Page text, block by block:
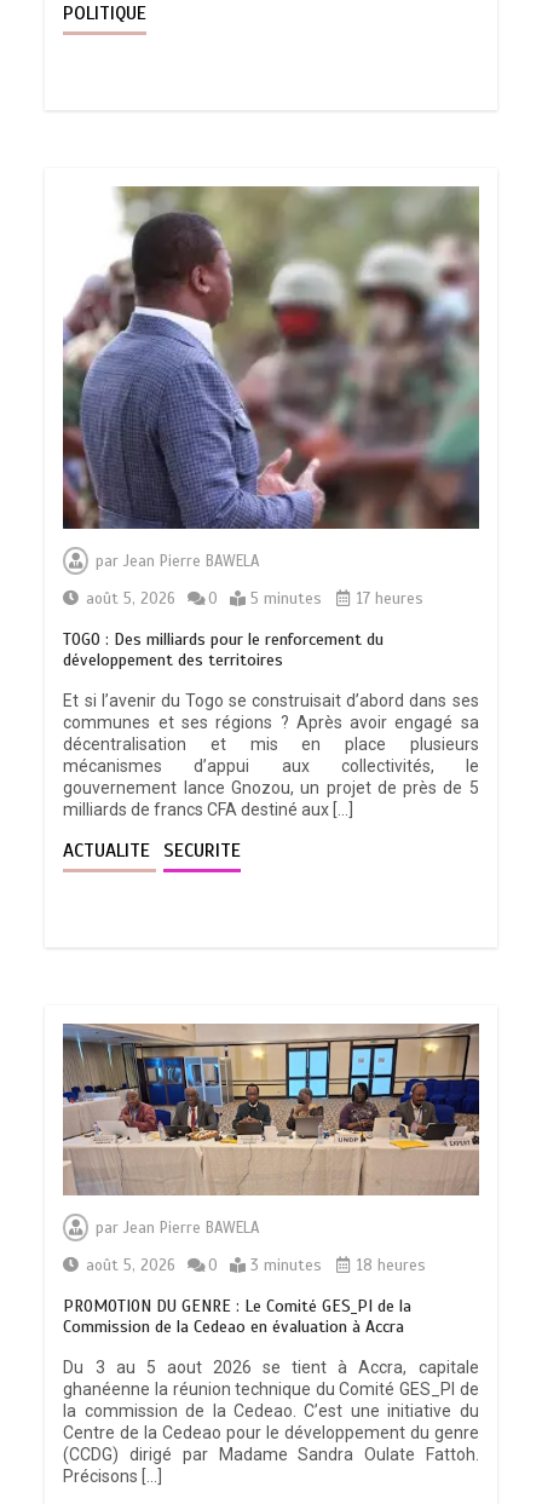
POLITIQUE
parJean Pierre BAWELA
août 5, 2026
0 5 minutes 17 heures
TOGO : Des milliards pour le renforcement du
développement des territoires
Et si l’avenir du Togo se construisait d’abord dans ses
communes et ses régions ? Après avoir engagé sa
décentralisation et mis en place plusieurs
mécanismes d’appui aux collectivités, le
gouvernement lance Gnozou, un projet de près de 5
milliards de francs CFA destiné aux […]
ACTUALITE SECURITE
parJean Pierre BAWELA
août 5, 2026
0 3 minutes 18 heures
PROMOTION DU GENRE : Le Comité GES_PI de la
Commission de la Cedeao en évaluation à Accra
Du 3 au 5 aout 2026 se tient à Accra, capitale
ghanéenne la réunion technique du Comité GES_PI de
la commission de la Cedeao. C’est une initiative du
Centre de la Cedeao pour le développement du genre
(CCDG) dirigé par Madame Sandra Oulate Fattoh.
Précisons […]